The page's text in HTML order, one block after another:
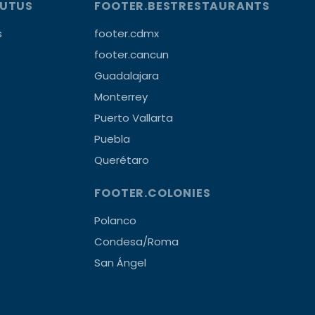
FOOTER.BESTRESTAURANTS
footer.cdmx
footer.cancun
Guadalajara
Monterrey
Puerto Vallarta
Puebla
Querétaro
FOOTER.COLONIES
Polanco
Condesa/Roma
San Ángel